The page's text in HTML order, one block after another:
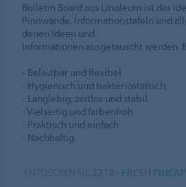
Bulletin Board aus Linoleum ist das
Pinnwände, Informationstafeln und
denen Ideen und
Informationen ausgetauscht werden.
- Belastbar und flexibel
- Hygienisch und bakteriostatisch
- Langlebig, zeitlos und stabil
- Vielseitig und farbenfroh
- Praktisch und einfach
- Nachhaltig